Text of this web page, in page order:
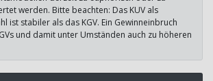
werden. Bitte beachten: Das KUV als
ist stabiler als das KGV. Ein Gewinneinbruch
und damit unter Umständen auch zu höheren